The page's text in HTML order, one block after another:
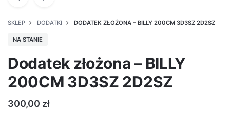
SKLEP DODATKI DODATEK ZŁOŻONA – BILLY 200CM 3D3SZ 2D2SZ
NA STANIE
Dodatek złożona – BILLY
200CM 3D3SZ 2D2SZ
300,00 zł